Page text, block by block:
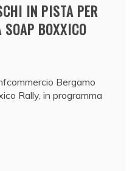
IN PISTA PER
BOXXICO
Bergamo
Rally, in programma